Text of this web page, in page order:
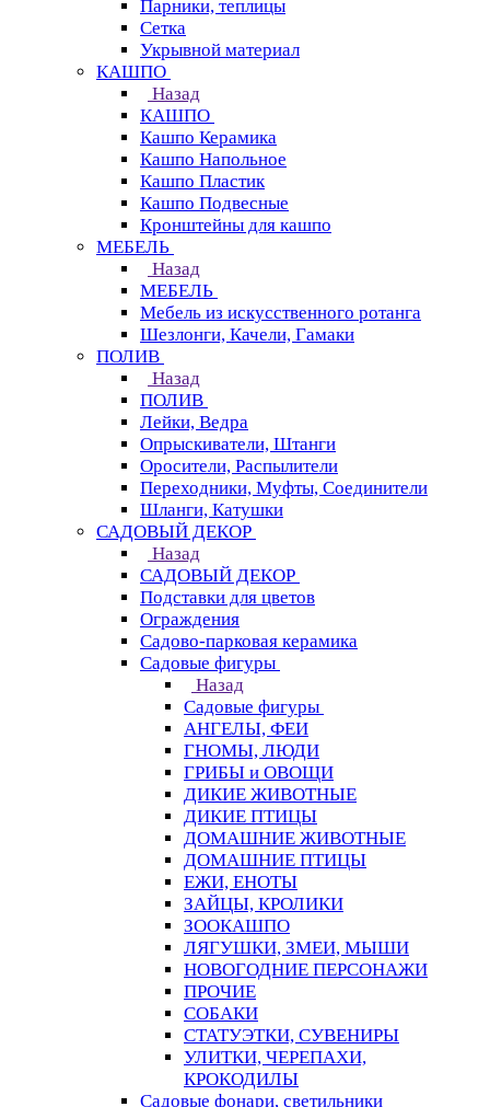
Парники, теплицы
Сетка
Укрывной материал
КАШПО
Назад
КАШПО
Кашпо Керамика
Кашпо Напольное
Кашпо Пластик
Кашпо Подвесные
Кронштейны для кашпо
МЕБЕЛЬ
Назад
МЕБЕЛЬ
Мебель из искусственного ротанга
Шезлонги, Качели, Гамаки
ПОЛИВ
Назад
ПОЛИВ
Лейки, Ведра
Опрыскиватели, Штанги
Оросители, Распылители
Переходники, Муфты, Соединители
Шланги, Катушки
САДОВЫЙ ДЕКОР
Назад
САДОВЫЙ ДЕКОР
Подставки для цветов
Ограждения
Садово-парковая керамика
Садовые фигуры
Назад
Садовые фигуры
АНГЕЛЫ, ФЕИ
ГНОМЫ, ЛЮДИ
ГРИБЫ и ОВОЩИ
ДИКИЕ ЖИВОТНЫЕ
ДИКИЕ ПТИЦЫ
ДОМАШНИЕ ЖИВОТНЫЕ
ДОМАШНИЕ ПТИЦЫ
ЕЖИ, ЕНОТЫ
ЗАЙЦЫ, КРОЛИКИ
ЗООКАШПО
ЛЯГУШКИ, ЗМЕИ, МЫШИ
НОВОГОДНИЕ ПЕРСОНАЖИ
ПРОЧИЕ
СОБАКИ
СТАТУЭТКИ, СУВЕНИРЫ
УЛИТКИ, ЧЕРЕПАХИ,
КРОКОДИЛЫ
Садовые фонари, светильники